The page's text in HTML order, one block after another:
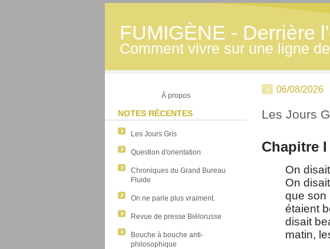
FUMIGÈNE - Derrière
Comment vivre sur une ligne
À propos
NOTES RÉCENTES
Les Jours Gris
Question d'orientation
Chroniques du Grand Bureau
Fluide
On ne parle plus vraiment.
Revue de presse Biélorusse
Bouche à bouche anti-
philosophique
06/08/2026
Les Jours
Chapitre
On
On
que son
étaient
disait
matin,